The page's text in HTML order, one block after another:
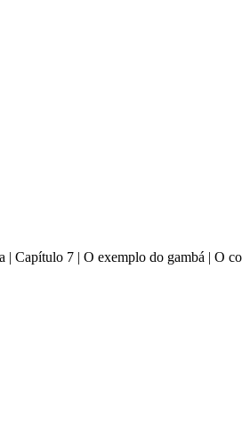
7 | O exemplo do gambá | O